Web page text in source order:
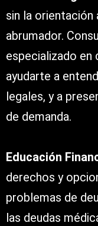
sin la orientación
abrumador.
especializado en
ayudarte a
legales, y a
de demanda.
Educación
derechos y
problemas de
las deudas